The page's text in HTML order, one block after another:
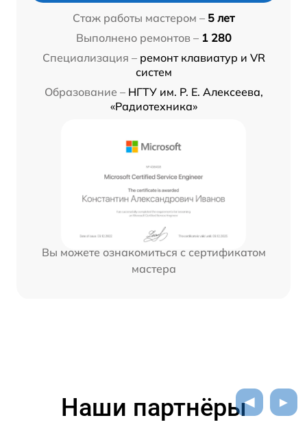
Стаж работы мастером – 5 лет
Выполнено ремонтов – 1 280
Специализация – ремонт клавиатур и VR
систем
Образование – НГТУ им. Р. Е. Алексеева,
«Радиотехника»
Вы можете ознакомиться с сертификатом
мастера
Наши партнёры